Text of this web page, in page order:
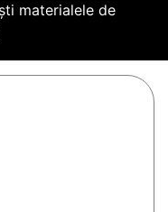
materialele de